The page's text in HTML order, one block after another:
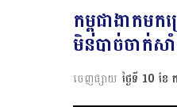
កម្ពុជាងាកម
មិនបាច់ចាក់ស
ចេញផ្សាយ ថ្ងៃទី 10 ខែ